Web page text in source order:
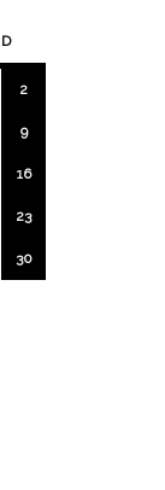
D
2
9
16
23
30